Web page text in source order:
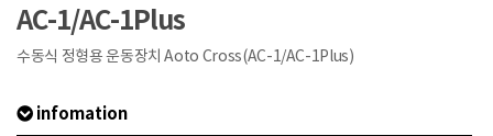
AC-1/AC-1Plus
수동식 정형용 운동장치 Aoto Cross(AC-1/AC-1Plus)
infomation